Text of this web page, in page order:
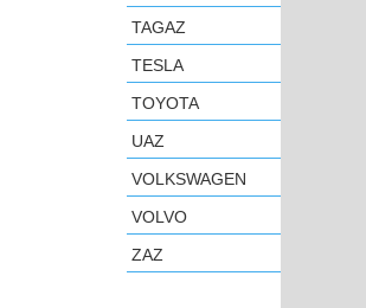
TAGAZ
TESLA
TOYOTA
UAZ
VOLKSWAGEN
VOLVO
ZAZ